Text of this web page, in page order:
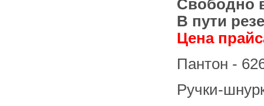
Свободно
В пути
Цена
Пантон -
Ручки-